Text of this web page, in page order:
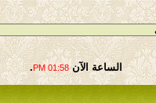
الساعة الآن01:58 PM
.